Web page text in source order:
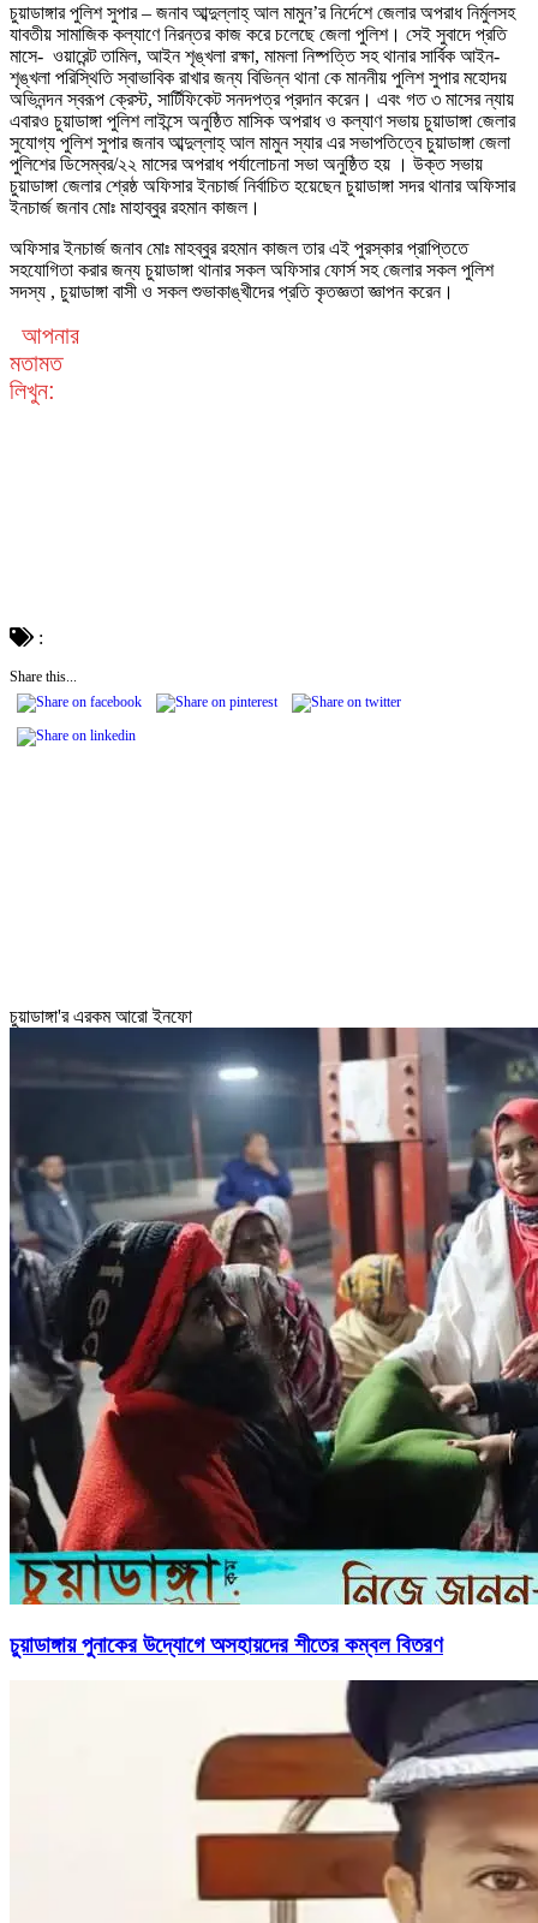
চুয়াডাঙ্গার পুলিশ সুপার – জনাব আব্দুল্লাহ্ আল মামুন’র নির্দেশে জেলার অপরাধ নির্মুলসহ
যাবতীয় সামাজিক কল্যাণে নিরন্তর কাজ করে চলেছে জেলা পুলিশ। সেই সুবাদে প্রতি
মাসে- ওয়ারেন্ট তামিল, আইন শৃঙ্খলা রক্ষা, মামলা নিষ্পত্তি সহ থানার সার্বিক আইন-
শৃঙ্খলা পরিস্থিতি স্বাভাবিক রাখার জন্য বিভিন্ন থানা কে মাননীয় পুলিশ সুপার মহোদয়
অভিনন্দন স্বরূপ ক্রেস্ট, সার্টিফিকেট সনদপত্র প্রদান করেন। এবং গত ৩ মাসের ন্যায়
এবারও চুয়াডাঙ্গা পুলিশ লাইন্সে অনুষ্ঠিত মাসিক অপরাধ ও কল্যাণ সভায় চুয়াডাঙ্গা জেলার
সুযোগ্য পুলিশ সুপার জনাব আব্দুল্লাহ্ আল মামুন স্যার এর সভাপতিত্বে চুয়াডাঙ্গা জেলা
পুলিশের ডিসেম্বর/২২ মাসের অপরাধ পর্যালোচনা সভা অনুষ্ঠিত হয় । উক্ত সভায়
চুয়াডাঙ্গা জেলার শ্রেষ্ঠ অফিসার ইনচার্জ নির্বাচিত হয়েছেন চুয়াডাঙ্গা সদর থানার অফিসার
ইনচার্জ জনাব মোঃ মাহাব্বুর রহমান কাজল।
অফিসার ইনচার্জ জনাব মোঃ মাহব্বুর রহমান কাজল তার এই পুরস্কার প্রাপ্তিতে
সহযোগিতা করার জন্য চুয়াডাঙ্গা থানার সকল অফিসার ফোর্স সহ জেলার সকল পুলিশ
সদস্য , চুয়াডাঙ্গা বাসী ও সকল শুভাকাঙ্খীদের প্রতি কৃতজ্ঞতা জ্ঞাপন করেন।
আপনার
মতামত
লিখুন:
:
Share this...
চুয়াডাঙ্গা'র এরকম আরো ইনফো
চুয়াডাঙ্গায় পুনাকের উদ্যোগে অসহায়দের শীতের কম্বল বিতরণ